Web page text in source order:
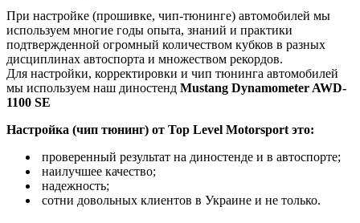
При настройке (прошивке, чип-тюнинге) автомобилей мы
используем многие годы опыта, знаний и практики
подтвержденной огромный количеством кубков в разных
дисциплинах автоспорта и множеством рекордов.
Для настройки, корректировки и чип тюнинга автомобилей
мы используем наш диностенд Mustang Dynamometer AWD-
1100 SE
Настройка (чип тюнинг) от Top Level Motorsport это:
проверенный результат на диностенде и в автоспорте;
наилучшее качество;
надежность;
сотни довольных клиентов в Украине и не только.